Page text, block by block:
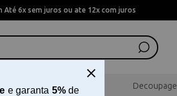
Até 6x sem juros ou ate 12x com juros
Scrapbook Decoupage
e garanta 5%de